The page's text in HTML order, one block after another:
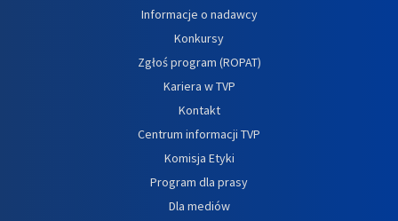
Informacje o nadawcy
Konkursy
Zgłoś program (ROPAT)
Kariera w TVP
Kontakt
Centrum informacji TVP
Komisja Etyki
Program dla prasy
Dla mediów